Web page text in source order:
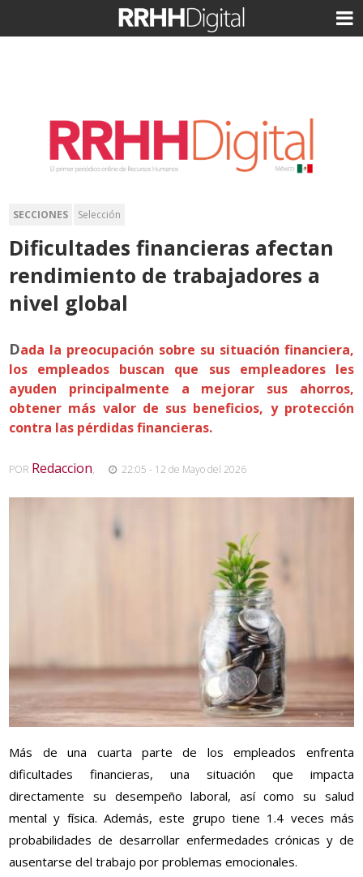
SECCIONES Selección
Dificultades financieras afectan
rendimiento de trabajadores a
nivel global
Dada la preocupación sobre su situación financiera,
los empleados buscan que sus empleadores les
ayuden principalmente a mejorar sus ahorros,
obtener más valor de sus beneficios, y protección
contra las pérdidas financieras.
POR Redaccion, 22:05 - 12 de Mayo del 2026
Más de una cuarta parte de los empleados enfrenta
dificultades financieras, una situación que impacta
directamente su desempeño laboral, así como su salud
mental y física. Además, este grupo tiene 1.4 veces más
probabilidades de desarrollar enfermedades crónicas y de
ausentarse del trabajo por problemas emocionales.